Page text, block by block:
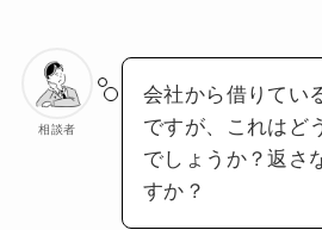
相談者
会社から借りてい
ですが、これはど
でしょうか？返さ
すか？